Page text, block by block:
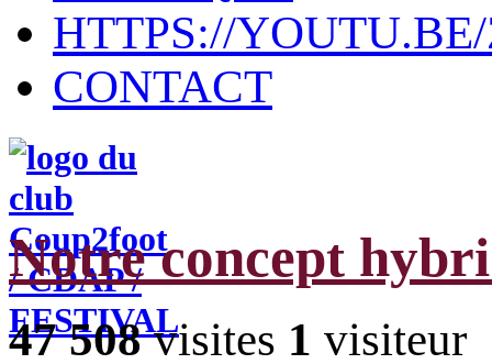
HTTPS://
CONTACT
Notre concept
47 508visites 1 visiteur